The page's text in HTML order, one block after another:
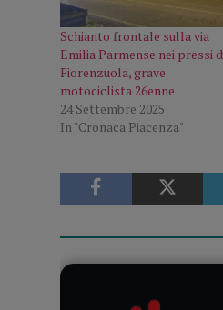
Schianto frontale sulla via
Emilia Parmense nei pressi
Fiorenzuola, grave
motociclista 26enne
24 Settembre 2025
In "Cronaca Piacenza"